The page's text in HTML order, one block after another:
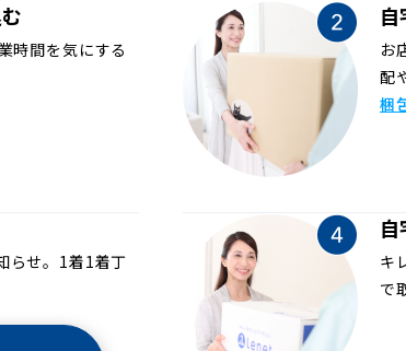
時間を気にする
お
配
梱
らせ。1着1着丁
キ
で